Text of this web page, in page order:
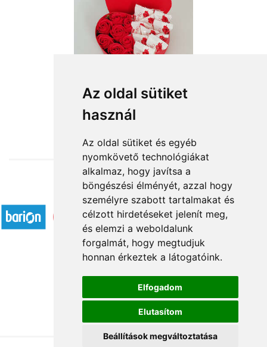
Az oldal sütiket
használ
Az oldal sütiket és egyéb
nyomkövető technológiákat
alkalmaz, hogy javítsa a
böngészési élményét, azzal hogy
személyre szabott tartalmakat és
célzott hirdetéseket jelenít meg,
és elemzi a weboldalunk
forgalmát, hogy megtudjuk
honnan érkeztek a látogatóink.
Elfogadom
Elutasítom
Beállítások megváltoztatása
Édes álom
11 880 Ft-tól
Elfogadott fizetési módok
Á.SZ.F.
Impresszum
Adatkezelési tájékoztató